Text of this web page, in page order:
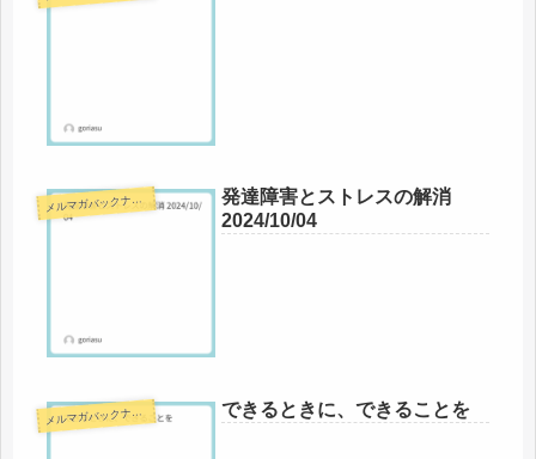
メ
ルマガバックナンバー
発達障害とストレスの解消
2024/10/04
メ
ルマガバックナンバー できるときに、できることを